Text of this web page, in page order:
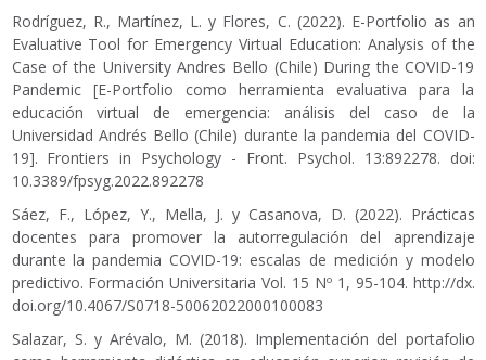
Rodríguez, R., Martínez, L. y Flores, C. (2022). E-Portfolio as an
Evaluative Tool for Emergency Virtual Education: Analysis of the
Case of the University Andres Bello (Chile) During the COVID-19
Pandemic [E-Portfolio como herramienta evaluativa para la
educación virtual de emergencia: análisis del caso de la
Universidad Andrés Bello (Chile) durante la pandemia del COVID-
19]. Frontiers in Psychology - Front. Psychol. 13:892278. doi:
10.3389/fpsyg.2022.892278
Sáez, F., López, Y., Mella, J. y Casanova, D. (2022). Prácticas
docentes para promover la autorregulación del aprendizaje
durante la pandemia COVID-19: escalas de medición y modelo
predictivo. Formación Universitaria Vol. 15 Nº 1, 95-104. http://dx.
doi.org/10.4067/S0718-50062022000100083
Salazar, S. y Arévalo, M. (2018). Implementación del portafolio